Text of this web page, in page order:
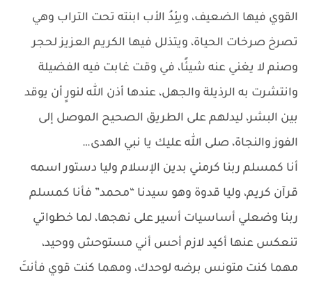
القوي فيها الضعيف، ويئِدُ الأب ابنته تحت التراب وهي
تصرخ صرخات الحياة، ويتذلل فيها الكريم العزيز لحجر
وصنم لا يغني عنه شيئًا، في وقت غابت فيه الفضيلة
وانتشرت به الرذيلة والجهل، عندها أذن الله لنورٍ أن يوقد
بين البشر، ليدلهم على الطريق الصحيح الموصل إلى
الفوز والنجاة، صلى الله عليك يا نبي الهدى…
أنا كمسلم ربنا كرمني بدين الإسلام وليا دستور اسمه
قرآن كريم، وليا قدوة وهو سيدنا “محمد” فأنا كمسلم
ربنا وضعلي أساسيات أسير على نهجها، لما خطواتي
تنعكس عنها أكيد لازم أحس أني مستوحش ووحيد،
مهما كنت متونس برضه لوحدك، ومهما كنت قوي فأنتَ